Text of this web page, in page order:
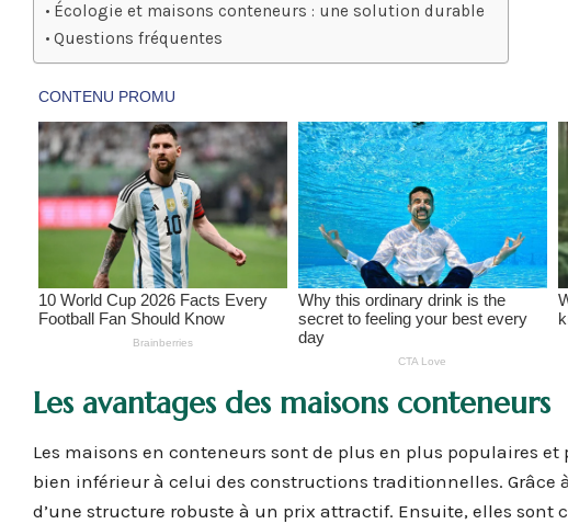
Écologie et maisons conteneurs : une solution durable
Questions fréquentes
Les avantages des maisons conteneurs
Les maisons en conteneurs sont de plus en plus populaires
bien inférieur à celui des constructions traditionnelles.
d’une structure robuste à un prix attractif. Ensuite, elles sont